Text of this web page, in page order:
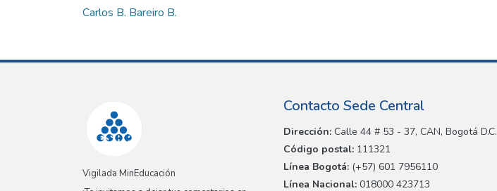
Carlos B. Bareiro B.
Vigilada MinEducación
Contacto Sede Central
Dirección: Calle 44 # 53 - 37, CAN, Bogotá D.C.
Código postal: 111321
Línea Bogotá: (+57) 601 7956110
Línea Nacional: 018000 423713